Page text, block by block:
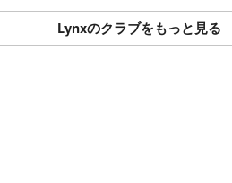
Lynxのクラブをもっと見る